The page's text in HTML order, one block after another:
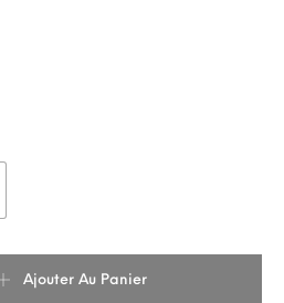
Ajouter Au Panier